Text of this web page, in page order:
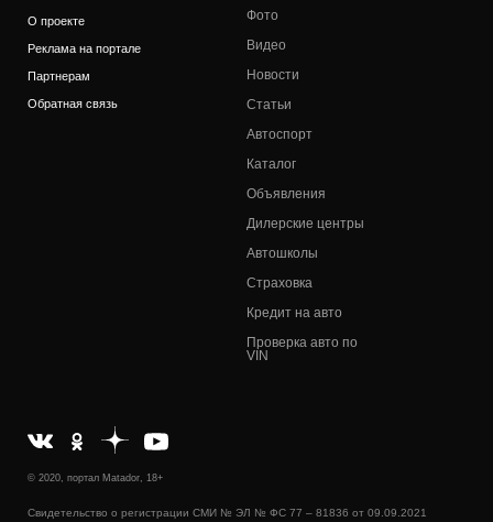
О проекте
Реклама на портале
Партнерам
Обратная связь
Фото
Видео
Новости
Статьи
Автоспорт
Каталог
Объявления
Дилерские центры
Автошколы
Страховка
Кредит на авто
Проверка авто по
VIN
© 2020, портал Matador, 18+
Свидетельство о регистрации СМИ № ЭЛ № ФС 77 – 81836 от 09.09.2021